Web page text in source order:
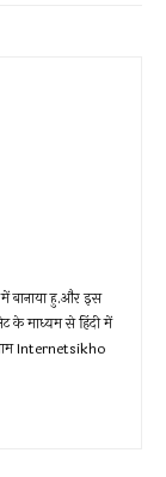
बानाया हु.और इस
के माध्यम से हिंदी में
नाम Internetsikho